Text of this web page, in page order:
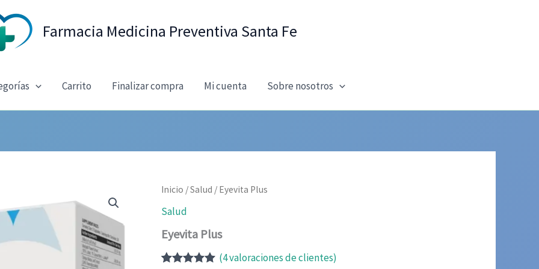
Farmacia Medicina Preventiva Santa Fe
Carrito Finalizar compra Mi cuenta Sobre nosotros
Inicio /Salud / Eyevita Plus
Salud
Eyevita Plus
(4valoraciones de clientes)